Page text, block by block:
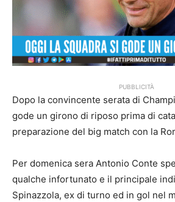
PUBBLICITÀ
Dopo la convincente serata di
gode un girono di riposo prima di
preparazione del big match con la
Per domenica sera Antonio Conte
qualche infortunato e il principale
Spinazzola, ex di turno ed in gol nel